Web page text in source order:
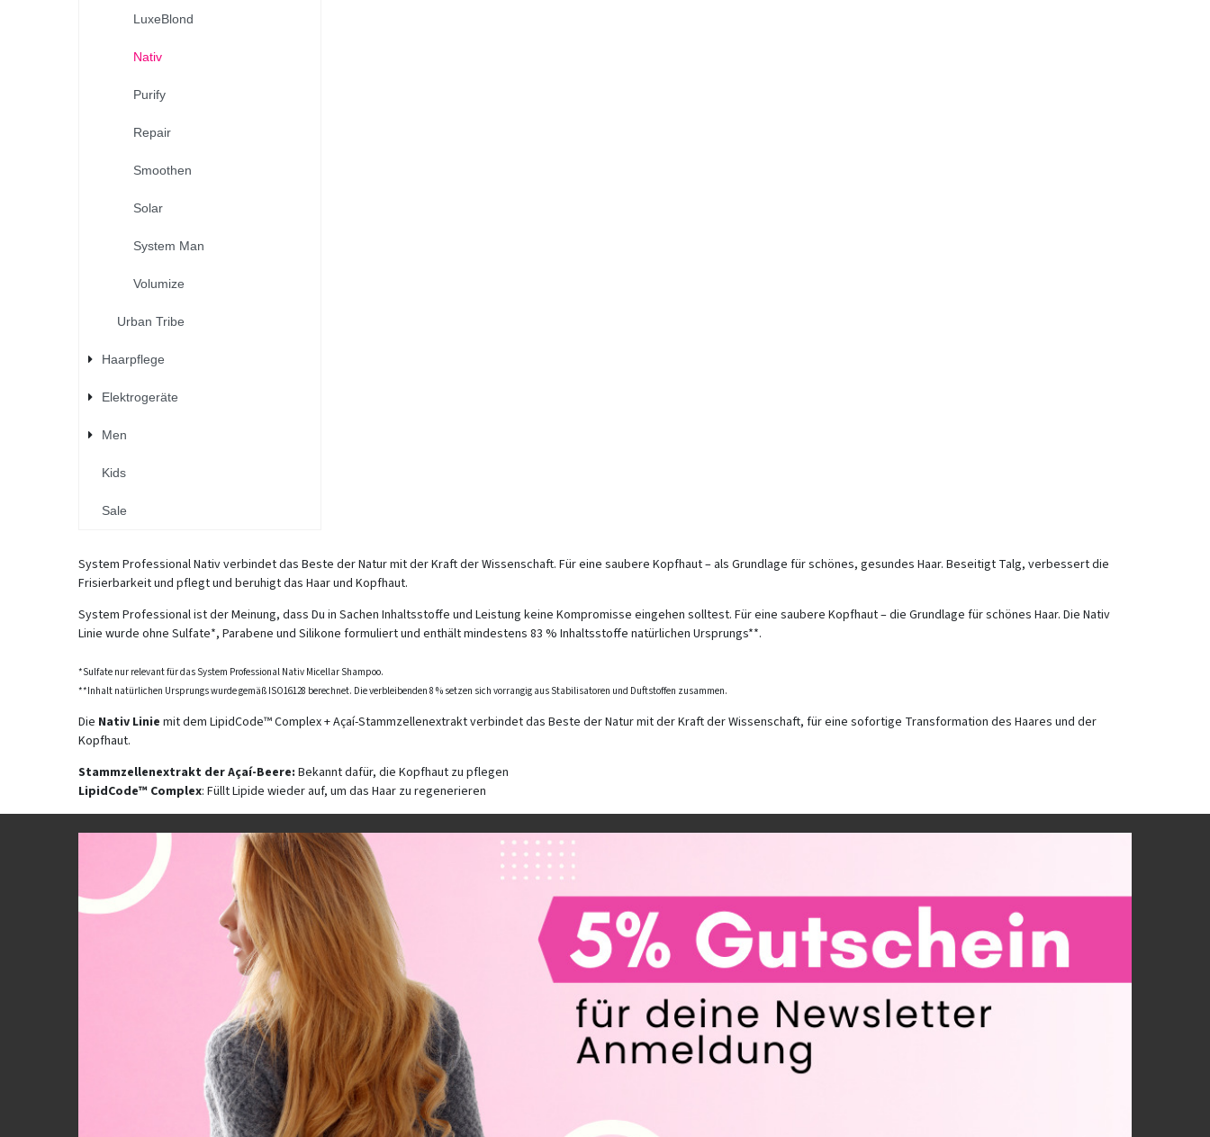
LuxeBlond
Nativ
Purify
Repair
Smoothen
Solar
System Man
Volumize
Urban Tribe
Haarpflege
Elektrogeräte
Men
Kids
Sale
System Professional Nativ verbindet das Beste der Natur mit der Kraft der Wissenschaft. Für eine saubere Kopfhaut – als Grundlage für schönes, gesundes Haar. Beseitigt Talg, verbessert die
Frisierbarkeit und pflegt und beruhigt das Haar und Kopfhaut.
System Professional ist der Meinung, dass Du in Sachen Inhaltsstoffe und Leistung keine Kompromisse eingehen solltest. Für eine saubere Kopfhaut – die Grundlage für schönes Haar. Die Nativ
Linie wurde ohne Sulfate*, Parabene und Silikone formuliert und enthält mindestens 83 % Inhaltsstoffe natürlichen Ursprungs**.
*Sulfate nur relevant für das System Professional Nativ Micellar Shampoo.
**Inhalt natürlichen Ursprungs wurde gemäß ISO16128 berechnet. Die verbleibenden 8 % setzen sich vorrangig aus Stabilisatoren und Duftstoffen zusammen.
Die Nativ Linie mit dem LipidCode™ Complex + Açaí-Stammzellenextrakt verbindet das Beste der Natur mit der Kraft der Wissenschaft, für eine sofortige Transformation des Haares und der
Kopfhaut.
Stammzellenextrakt der Açaí-Beere: Bekannt dafür, die Kopfhaut zu pflegen
LipidCode™ Complex: Füllt Lipide wieder auf, um das Haar zu regenerieren